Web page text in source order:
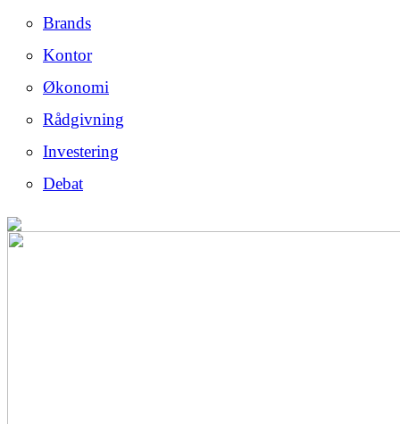
Brands
Kontor
Økonomi
Rådgivning
Investering
Debat